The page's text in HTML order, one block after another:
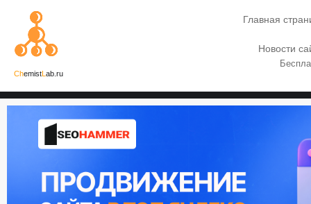
ChemistL ab.ru
Главная
Новости